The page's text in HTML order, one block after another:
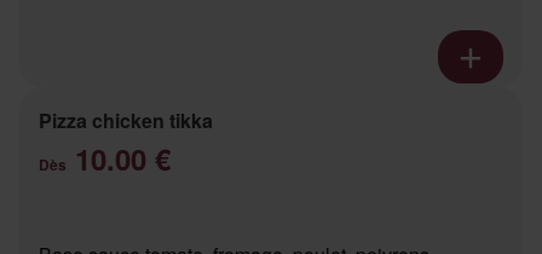
Pizza chicken tikka
Dès 10.00 €